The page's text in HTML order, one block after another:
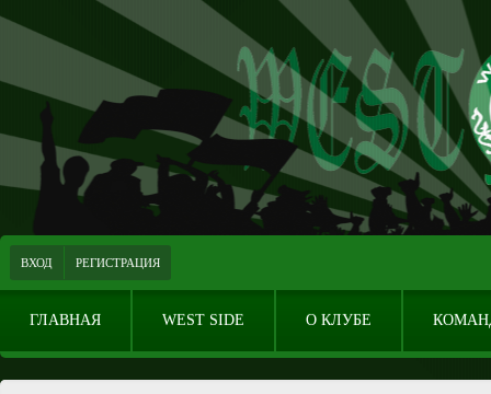
ВХОД РЕГИСТРАЦИЯ
ГЛАВНАЯ WEST SIDE О КЛУБЕ